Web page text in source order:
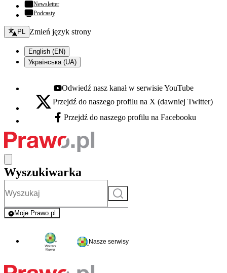
Newsletter
Podcasty
Zmień język - bieżący:
PL Zmień język strony
English (EN)
Українська (UA)
Youtube - otwiera się w nowej karcie
Odwiedź nasz kanał w serwisie YouTube
X - otwiera się w nowej karcie
Przejdź do naszego profilu na X (dawniej Twitter)
Facebook - otwiera się w nowej karcie
Przejdź do naszego profilu na Facebooku
Wyszukiwarka
Szukaj
Moje Prawo.pl
- rejestracja i logowanie do serwisu
Nasze serwisy